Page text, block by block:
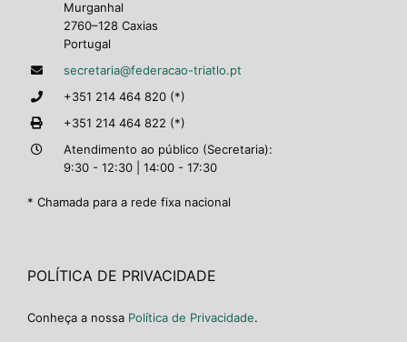
Murganhal
2760–128 Caxias
Portugal
secretaria@federacao-triatlo.pt
+351 214 464 820 (*)
+351 214 464 822 (*)
Atendimento ao público (Secretaria):
9:30 - 12:30 | 14:00 - 17:30
* Chamada para a rede fixa nacional
POLÍTICA DE PRIVACIDADE
Conheça a nossa Política de Privacidade.